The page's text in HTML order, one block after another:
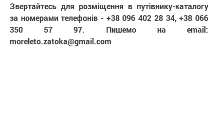
Звертайтесь для розміщення в путівнику-каталогу
за номерами телефонів - +38 096 402 28 34, +38 066
350 57 97. Пишемо на email:
moreleto.zatoka@gmail.com